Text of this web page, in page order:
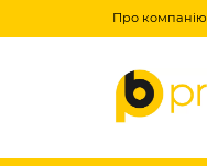
Про компанію